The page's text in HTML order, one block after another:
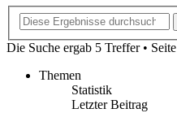
Die Suche ergab 5 Treffer • Seite
Themen
Statistik
Letzter Beitrag